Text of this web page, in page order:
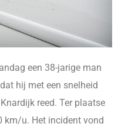
een 38-jarige man
hij met een snelheid
reed. Ter plaatse
km/u. Het incident vond